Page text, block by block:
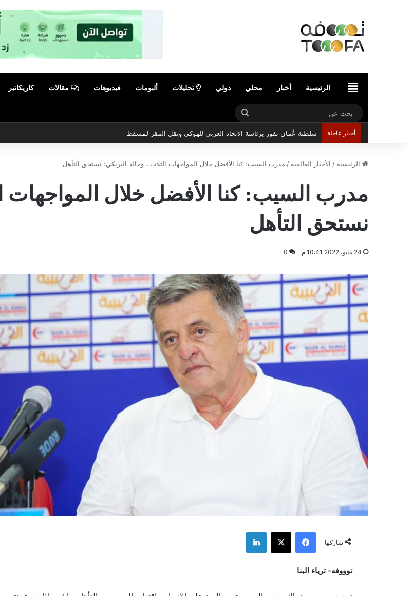
الرئيسيةالرئيسية أخبار محلي دولي تحليلات ألبومات فيديوهات مقالات كاريكاتير
بحث
عن
أخبار عاجلة
الرئيسية / الأخبار العالمية / مدرب السيب: كنا الأفضل خلال المواجهات الثلاث.. وخالد البريكي: نستحق التأهل
مدرب السيب: كنا الأفضل خلال المواجهات
نستحق التأهل
24 مايو، 2022 10:41 م 0
شاركها
فيسبوك ‫X لينكدإن
توووفه- ترياء البنا